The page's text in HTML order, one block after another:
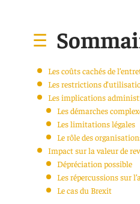
Les coûts cachés de
Les restrictions
Les implications
Les démarches
Les limitations légales
Le rôle des
Impact sur la valeur de
Dépréciation possible
Les répercussions sur
Le cas du Brexit